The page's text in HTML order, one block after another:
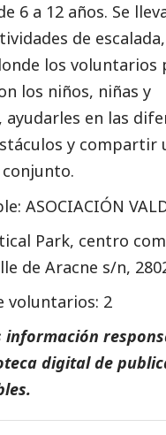
6 a 12 años. Se
de
los voluntarios
los niños, niñas y
ayudarles en las
y compartir
ASOCIACIÓN
Park, centro
de Aracne s/n,
voluntarios: 2
información
digital de